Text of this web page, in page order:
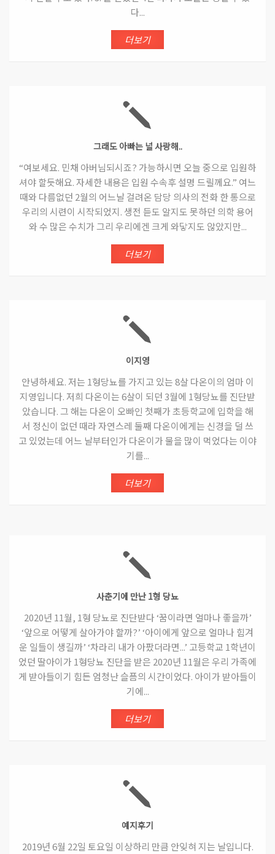
다...
더보기
그래도 아빠는 널 사랑해..
“여보세요. 민채 아버님되시죠? 가능하시면 오늘 중으로 입원하
셔야 할듯해요. 자세한 내용은 입원 수속후 설명 드릴께요.” 여느
때와 다름없던 2월의 어느날 걸려온 담당 의사의 전화 한 통으로
우리의 시련이 시작되었지. 생전 듣도 알지도 못하던 의학 용어
와 수 많은 수치가 그리 우리에겐 크게 와닿지도 않았지만...
더보기
이지영
안녕하세요. 저는 1형당뇨를 가지고 있는 8살 다온이의 엄마 이
지영입니다. 저희 다온이는 6살이 되던 3월에 1형당뇨를 진단받
았습니다. 그 해는 다온이 오빠인 첫째가 초등학교에 입학을 해
서 정신이 없던 때라 자연스레 둘째 다온이에게는 신경을 덜 쓰
고 있었는데 어느 날부터인가 다온이가 물을 많이 먹었다는 이야
기를...
더보기
사춘기에 만난 1형 당뇨
2020년 11월, 1형 당뇨로 진단받다 ‘꿈이라면 얼마나 좋을까’
‘앞으로 어떻게 살아가야 할까?’ ‘아이에게 앞으로 얼마나 힘겨
운 일들이 생길까’ ‘차라리 내가 아팠더라면...’ 고등학교 1학년이
었던 딸아이가 1형당뇨 진단을 받은 2020년 11월은 우리 가족에
게 받아들이기 힘든 엄청난 슬픔의 시간이었다. 아이가 받아들이
기에...
더보기
예지후기
2019년 6월 22일 토요일 이상하리 만큼 안잊혀 지는 날입니다.